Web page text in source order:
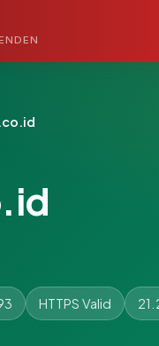
HTTPS Valid